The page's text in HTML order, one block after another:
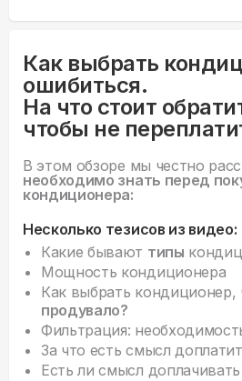
Как выбрать
ошибиться.
На что стоит
чтобы не
В этом обзоре мы честно
необходимо знать перед
кондиционера:
Несколько тезисов из видео:
Какие бывают типы
Мощность кондиционера
Как выбрать кондиционер,
продувало?
Фильтрация:
За что есть смысл
Есть ли смысл